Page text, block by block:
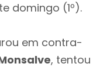
domingo (1º).
em contra-
, tentou